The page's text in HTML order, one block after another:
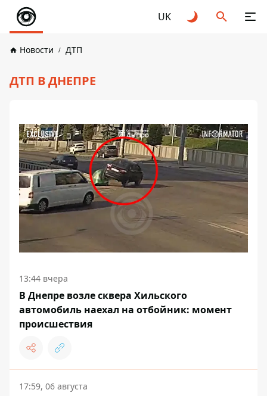
UK
Новости ДТП
ДТП В ДНЕПРЕ
13:44 вчера
В Днепре возле сквера Хильского
автомобиль наехал на отбойник: момент
происшествия
17:59, 06 августа